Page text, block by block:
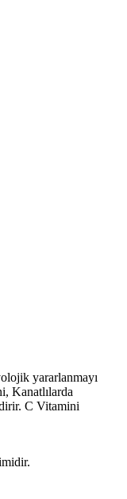
yararlanmayı
Kanatlılarda
C Vitamini